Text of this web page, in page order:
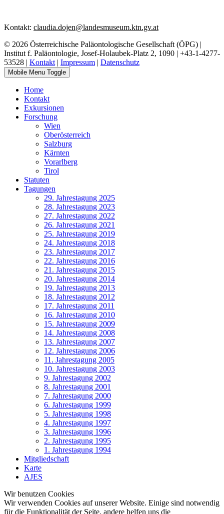
Kontakt: claudia.dojen@landesmuseum.ktn.gv.at
© 2026 Österreichische Paläontologische Gesellschaft (ÖPG) |
Institut f. Paläontologie, Josef-Holaubek-Platz 2, 1090 | +43-1-4277-
53528 | Kontakt | Impressum | Datenschutz
Mobile Menu Toggle
Home
Kontakt
Exkursionen
Forschung
Wien
Oberösterreich
Salzburg
Kärnten
Vorarlberg
Tirol
Statuten
Tagungen
29. Jahrestagung 2025
28. Jahrestagung 2023
27. Jahrestagung 2022
26. Jahrestagung 2021
25. Jahrestagung 2019
24. Jahrestagung 2018
23. Jahrestagung 2017
22. Jahrestagung 2016
21. Jahrestagung 2015
20. Jahrestagung 2014
19. Jahrestagung 2013
18. Jahrestagung 2012
17. Jahrestagung 2011
16. Jahrestagung 2010
15. Jahrestagung 2009
14. Jahrestagung 2008
13. Jahrestagung 2007
12. Jahrestagung 2006
11. Jahrestagung 2005
10. Jahrestagung 2003
9. Jahrestagung 2002
8. Jahrestagung 2001
7. Jahrestagung 2000
6. Jahrestagung 1999
5. Jahrestagung 1998
4. Jahrestagung 1997
3. Jahrestagung 1996
2. Jahrestagung 1995
1. Jahrestagung 1994
Mitgliedschaft
Karte
AJES
Wir benutzen Cookies
Wir verwenden Cookies auf unserer Website. Einige sind notwendig
für die Funktionalität der Seite, andere helfen uns die